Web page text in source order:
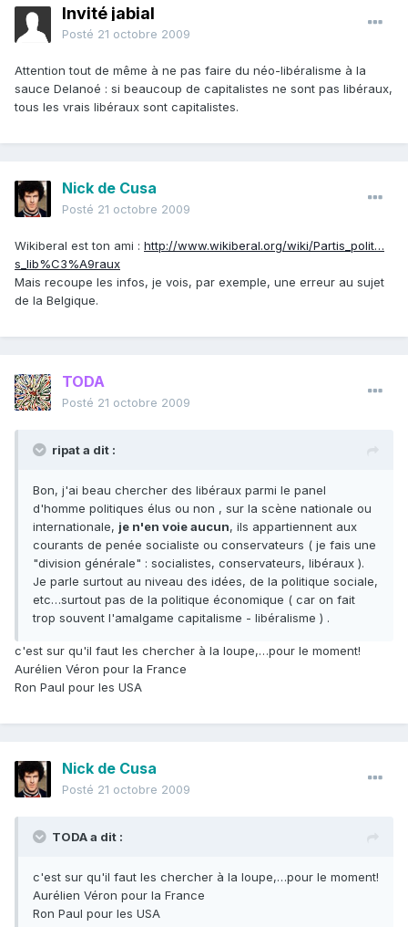
Invité jabial
Posté 21 octobre 2009
Attention tout de même à ne pas faire du néo-libéralisme à la
sauce Delanoé : si beaucoup de capitalistes ne sont pas libéraux,
tous les vrais libéraux sont capitalistes.
Nick de Cusa
Posté 21 octobre 2009
Wikiberal est ton ami : http://www.wikiberal.org/wiki/Partis_polit…
s_lib%C3%A9raux
Mais recoupe les infos, je vois, par exemple, une erreur au sujet
de la Belgique.
TODA
Posté 21 octobre 2009
ripat a dit :
Bon, j'ai beau chercher des libéraux parmi le panel
d'homme politiques élus ou non , sur la scène nationale ou
internationale, je n'en voie aucun, ils appartiennent aux
courants de penée socialiste ou conservateurs ( je fais une
"division générale" : socialistes, conservateurs, libéraux ).
Je parle surtout au niveau des idées, de la politique sociale,
etc…surtout pas de la politique économique ( car on fait
trop souvent l'amalgame capitalisme - libéralisme ) .
c'est sur qu'il faut les chercher à la loupe,…pour le moment!
Aurélien Véron pour la France
Ron Paul pour les USA
Nick de Cusa
Posté 21 octobre 2009
TODA a dit :
c'est sur qu'il faut les chercher à la loupe,…pour le moment!
Aurélien Véron pour la France
Ron Paul pour les USA